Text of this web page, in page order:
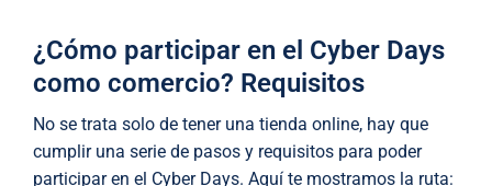
¿Cómo participar en el Cyber Days
como comercio? Requisitos
No se trata solo de tener una tienda online, hay que
cumplir una serie de pasos y requisitos para poder
participar en el Cyber Days. Aquí te mostramos la ruta: